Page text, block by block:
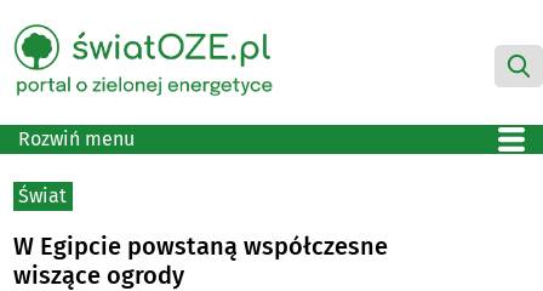
Rozwiń menu
Świat
W Egipcie powstaną współczesne
wiszące ogrody